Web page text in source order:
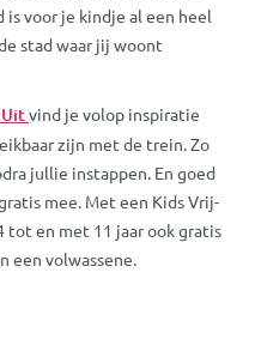
voor je kindje al een heel
stad waar jij woont
Uitvind je volop inspiratie
zijn met de trein. Zo
jullie instappen. En goed
mee. Met een Kids Vrij-
tot en met 11 jaar ook gratis
een volwassene.